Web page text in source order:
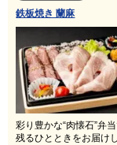
鉄板焼き 蘭麻
彩り豊かな“肉懐石”弁
残るひとときをお届け